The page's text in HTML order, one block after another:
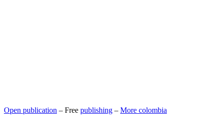
Open publication – Free publishing – More colombia